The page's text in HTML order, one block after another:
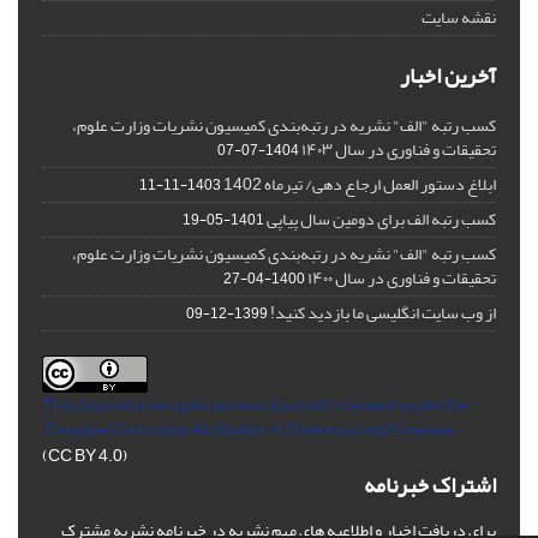
نقشه سایت
آخرین اخبار
کسب رتبه "الف" نشریه در رتبه‌بندی کمیسیون نشریات وزارت علوم،
تحقیقات و فناوری در سال ۱۴۰۳ 1404-07-07
ابلاغ دستور العمل ارجاع دهی/ تیرماه 1402 1403-11-11
کسب رتبه الف برای دومین سال پیاپی1401-05-19
کسب رتبه "الف" نشریه در رتبه‌بندی کمیسیون نشریات وزارت علوم،
تحقیقات و فناوری در سال ۱۴۰۰ 1400-04-27
از وب سایت انگلیسی ما بازدید کنید!1399-12-09
This Journal is an open access Journal Licensedunder the
Creative Commons Attribution 4.0 International License
(CC BY 4.0)
اشتراک خبرنامه
برای دریافت اخبار و اطلاعیه های مهم نشریه در خبرنامه نشریه مشترک